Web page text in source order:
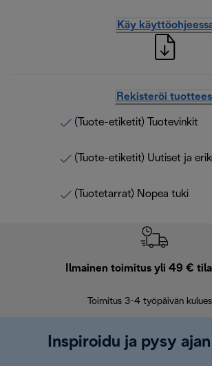
Käy
Rekisteröi
(Tuote-etiketit) Tuotevinkit
(Tuote-etiketit) Uutiset ja
(Tuotetarrat) Nopea tuki
Ilmainen toimitus yli 49 €
Toimitus 3-4 työpäivän
Inspiroidu ja pysy